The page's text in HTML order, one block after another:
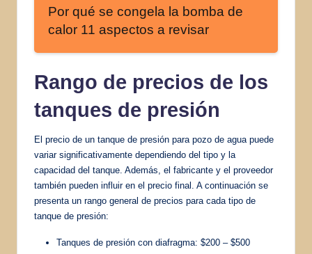
Por qué se congela la bomba de
calor 11 aspectos a revisar
Rango de precios de los
tanques de presión
El precio de un tanque de presión para pozo de agua puede
variar significativamente dependiendo del tipo y la
capacidad del tanque. Además, el fabricante y el proveedor
también pueden influir en el precio final. A continuación se
presenta un rango general de precios para cada tipo de
tanque de presión:
Tanques de presión con diafragma: $200 – $500